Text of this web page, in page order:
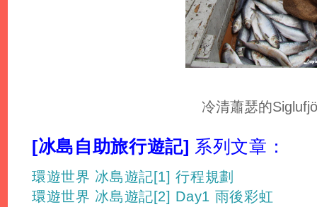
冷清蕭瑟的
[冰島自助旅行遊記] 系列文章：
環遊世界 冰島遊記[1] 行程規劃
環遊世界 冰島遊記[2] Day1 雨後彩虹